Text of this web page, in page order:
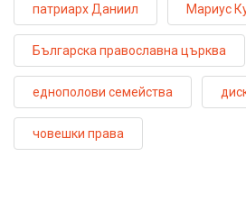
патриарх Даниил Мариус
Българска православна църква
еднополови семейства
човешки права